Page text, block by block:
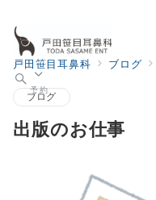
予約
戸田笹目耳鼻科 ブログ
ブログ
出版のお仕事